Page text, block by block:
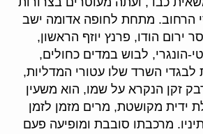
הרחוב. מתחת לחופה אדומה ישב
ירום הודו, פרנץ יוזף הראשון,
הונגרי, לבוש במדים כחולים,
לבגדי השרד שלו עטורי המדליות,
זקן הנקרא על שמו, הוא משעין
ידית מקושטת, מרים מזמן לזמן
מרכבתו סובבת ומופיעה פעם